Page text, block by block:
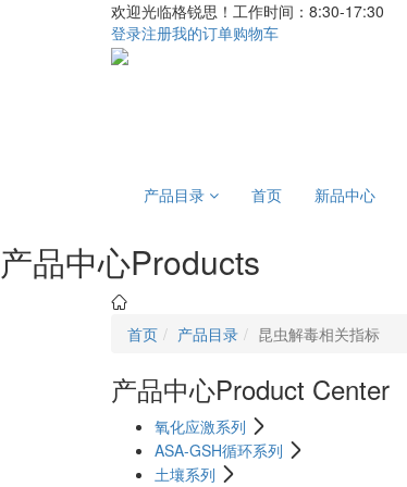
欢迎光临格锐思！工作时间：8:30-17:30
登录注册我的订单购物车
产品目录
首页 新品中心
产品中心Products
首页 产品目录 昆虫解毒相关指标
产品中心Product Center
氧化应激系列
ASA-GSH循环系列
土壤系列